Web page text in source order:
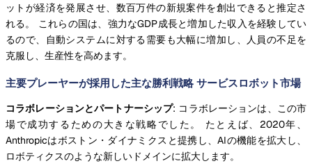
ットが経済を発展させ、数百万件の新規案件を創出できると推定さ
れる。 これらの国は、強力なGDP成長と増加した収入を経験してい
るので、自動システムに対する需要も大幅に増加し、人員の不足を
克服し、生産性を高めます。
主要プレーヤーが採用した主な勝利戦略 サービスロボット市場
コラボレーションとパートナーシップ: コラボレーションは、この市
場で成功するための大きな戦略でした。 たとえば、2020年、
Anthropicはボストン・ダイナミクスと提携し、AIの機能を拡大し、
ロボティクスのような新しいドメインに拡大します。